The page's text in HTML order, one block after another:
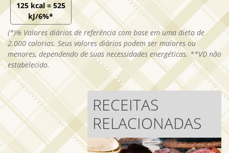
125 kcal = 525
kJ/6%*
(*)% Valores diários de referência com base em uma dieta de
2.000 calorias. Seus valores diários podem ser maiores ou
menores, dependendo de suas necessidades energéticas. **VD não
estabelecido.
RECEITAS
RELACIONADAS